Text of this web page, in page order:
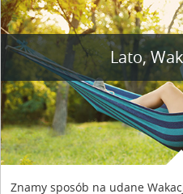
Lato,
Znamy sposób na udane